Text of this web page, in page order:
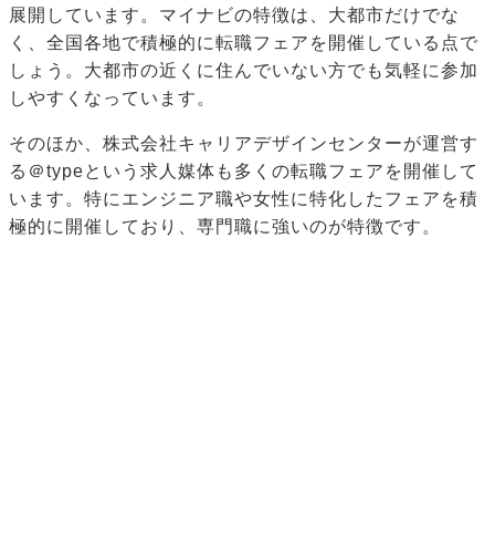
展開しています。マイナビの特徴は、大都市だけでな
く、全国各地で積極的に転職フェアを開催している点で
しょう。大都市の近くに住んでいない方でも気軽に参加
しやすくなっています。
そのほか、株式会社キャリアデザインセンターが運営す
る＠typeという求人媒体も多くの転職フェアを開催して
います。特にエンジニア職や女性に特化したフェアを積
極的に開催しており、専門職に強いのが特徴です。